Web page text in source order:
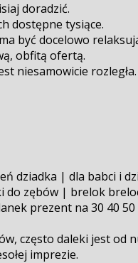
doradzić.
dostępne tysiące.
być docelowo
obfitą ofertą.
niesamowicie rozległa.
dziadka | dla babci
zębów | brelok
prezent na 30 40
często daleki jest od
imprezie.